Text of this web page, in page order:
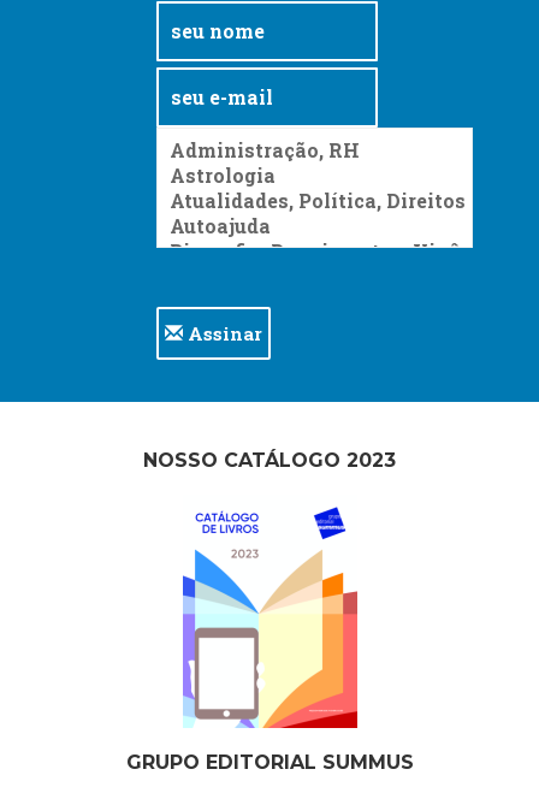
Assinar
NOSSO CATÁLOGO 2023
GRUPO EDITORIAL SUMMUS